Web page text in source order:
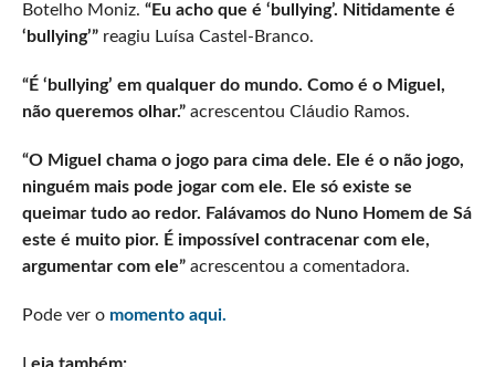
Botelho Moniz. “Eu acho que é ‘bullying’. Nitidamente é
‘bullying’”reagiu Luísa Castel-Branco.
“É ‘bullying’ em qualquer do mundo. Como é o Miguel,
não queremos olhar.”acrescentou Cláudio Ramos.
“O Miguel chama o jogo para cima dele. Ele é o não jogo,
ninguém mais pode jogar com ele. Ele só existe se
queimar tudo ao redor. Falávamos do Nuno Homem de Sá
este é muito pior. É impossível contracenar com ele,
argumentar com ele”acrescentou a comentadora.
Pode ver o momento aqui.